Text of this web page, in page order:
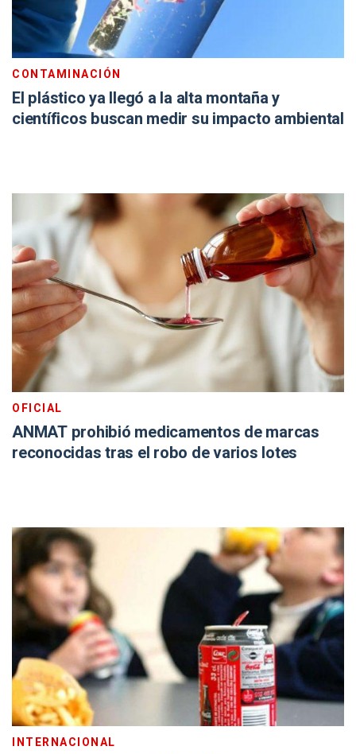
CONTAMINACIÓN
El plástico ya llegó a la alta montaña y
científicos buscan medir su impacto ambiental
OFICIAL
ANMAT prohibió medicamentos de marcas
reconocidas tras el robo de varios lotes
INTERNACIONAL